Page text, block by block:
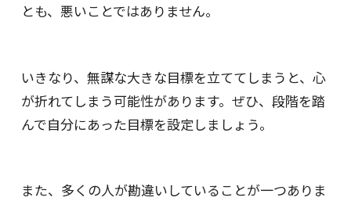
とも、悪いことではありません。
いきなり、無謀な大きな目標を立ててしまうと、心
が折れてしまう可能性があります。ぜひ、段階を踏
んで自分にあった目標を設定しましょう。
また、多くの人が勘違いしていることが一つありま